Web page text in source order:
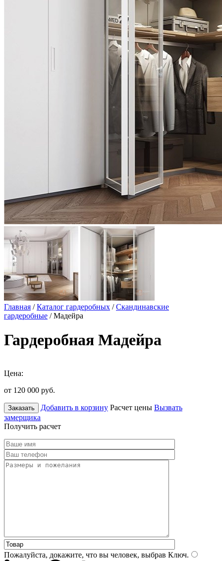
Главная /Каталог гардеробных /Скандинавские
гардеробные / Мадейра
Гардеробная Мадейра
Цена:
от 120 000 руб.
Заказать Добавить в корзину Расчет цены Вызвать
замерщика
Получить расчет
Пожалуйста, докажите, что вы человек, выбрав Ключ.